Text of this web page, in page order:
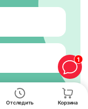
Отследить Корзина
1